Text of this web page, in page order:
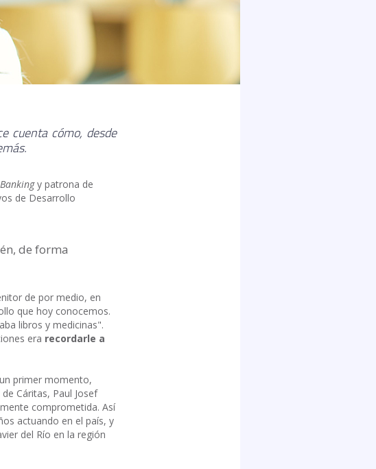
cuenta cómo, desde
y patrona de
de Desarrollo
de forma
de por medio, en
que hoy conocemos.
libros y medicinas".
era recordarle a
primer momento,
Cáritas, Paul Josef
comprometida. Así
actuando en el país, y
del Río en la región